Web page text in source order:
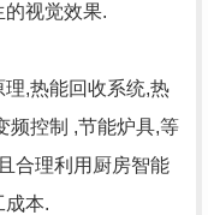
视觉效果.
,热能回收系统,热
频控制 ,节能炉具,等
合理利用厨房智能
成本.